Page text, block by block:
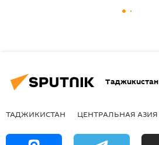
Таджикистан
ТАДЖИКИСТАН ЦЕНТРАЛЬНАЯ АЗИЯ